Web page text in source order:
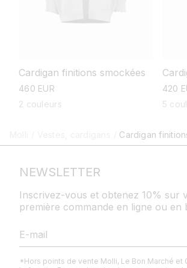
Cardigan finitions smockées
prix
habituel
460 EUR
2 couleurs
prix
420
5
Cardigan
NEWSLETTER
Inscrivez-vous et obtenez 10% sur
première commande en ligne ou en
*Hors points de vente Molli, Le Bon Marché et